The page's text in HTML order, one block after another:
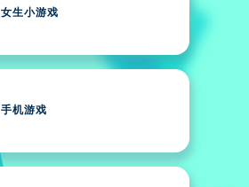
女生小游戏
手机游戏